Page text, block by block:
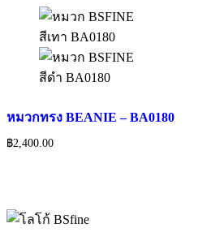
multiple
variants.
The
options
may
on
หมวกทรง BEANIE – BA0180
฿2,400.00